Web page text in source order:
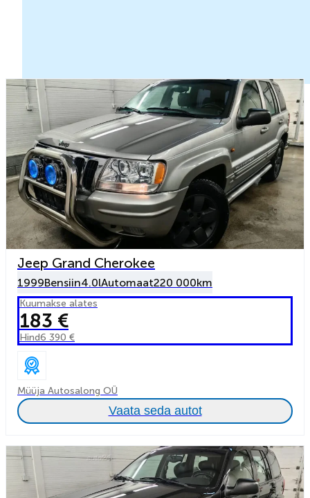
Jeep Grand Cherokee
1999Bensiin4.0lAutomaat220 000km
Kuumakse alates
183 €
Hind6 390 €
Müüja Autosalong OÜ
Vaata seda autot